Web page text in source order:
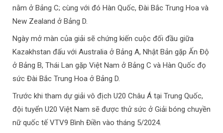
nằm ở Bảng C; cùng với đó Hàn Quốc, Đài Bắc Trung Hoa và
New Zealand ở Bảng D.
Ngày mở màn của giải sẽ chứng kiến cuộc đối đầu giữa
Kazakhstan đấu với Australia ở Bảng A, Nhật Bản gặp Ấn Độ
ở Bảng B, Thái Lan gặp Việt Nam ở Bảng C và Hàn Quốc đọ
sức Đài Bắc Trung Hoa ở Bảng D.
Trước khi tham dự giải vô địch U20 Châu Á tại Trung Quốc,
đội tuyển U20 Việt Nam sẽ được thử sức ở Giải bóng chuyền
nữ quốc tế VTV9 Bình Điền vào tháng 5/2024.